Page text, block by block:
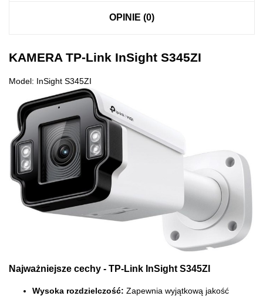
OPINIE (0)
KAMERA TP-Link InSight S345ZI
Model: InSight S345ZI
Najważniejsze cechy - TP-Link InSight S345ZI
Wysoka rozdzielczość: Zapewnia wyjątkową jakość